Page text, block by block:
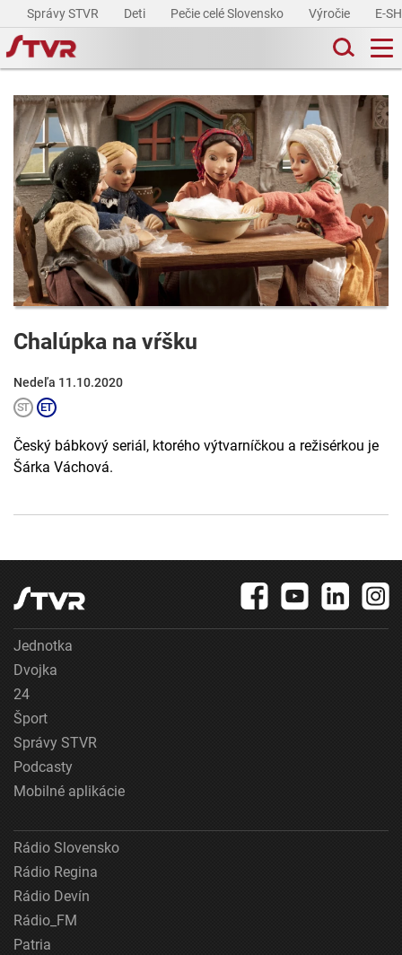
Správy STVR Deti Pečie celé Slovensko Výročie E-
Chalúpka na vŕšku
Nedeľa 11.10.2020
Český bábkový seriál, ktorého výtvarníčkou a režisérkou je
Šárka Váchová.
Jednotka
Dvojka
24
Šport
Správy STVR
Podcasty
Mobilné aplikácie
Rádio Slovensko
Rádio Regina
Rádio Devín
Rádio_FM
Patria